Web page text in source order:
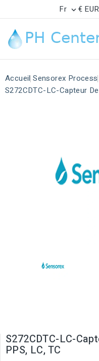
Fr  € EUR
Accueil Sensorex Process
S272CDTC-LC-Capteur
S272CDTC-LC-
PPS, LC, TC